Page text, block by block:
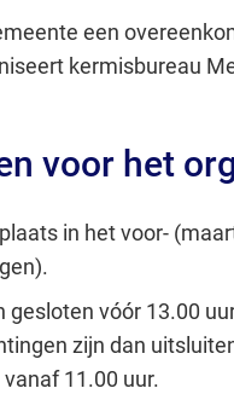
een
kermisbureau
voor het
in het voor-
gesloten vóór 13.00
zijn dan
11.00 uur.